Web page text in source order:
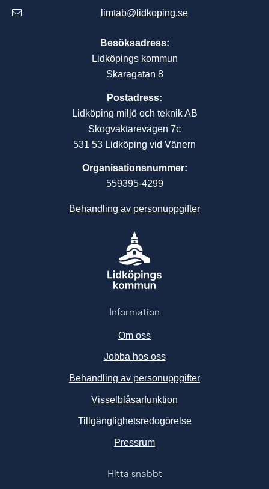
limtab@lidkoping.se
Besöksadress:
Lidköpings kommun
Skaragatan 8
Postadress:
Lidköping miljö och teknik AB
Skogvaktarevägen 7c
531 53 Lidköping vid Vänern
Organisationsnummer:
559395-4299
Behandling av personuppgifter
Information
Om oss
Jobba hos oss
Behandling av personuppgifter
Visselblåsarfunktion
Tillgänglighetsredogörelse
PressrumLänk till annan webbplats,
Hitta snabbt